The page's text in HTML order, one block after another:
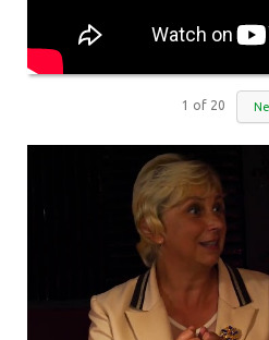
1 of 20